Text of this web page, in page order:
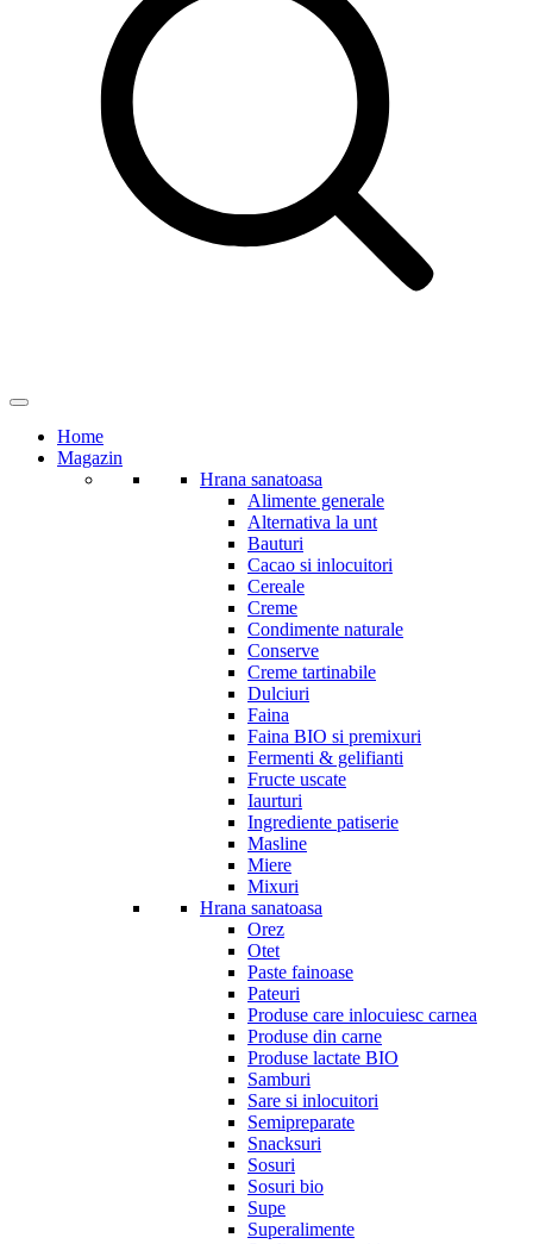
Home
Magazin
Hrana sanatoasa
Alimente generale
Alternativa la unt
Bauturi
Cacao si inlocuitori
Cereale
Creme
Condimente naturale
Conserve
Creme tartinabile
Dulciuri
Faina
Faina BIO si premixuri
Fermenti & gelifianti
Fructe uscate
Iaurturi
Ingrediente patiserie
Masline
Miere
Mixuri
Hrana sanatoasa
Orez
Otet
Paste fainoase
Pateuri
Produse care inlocuiesc carnea
Produse din carne
Produse lactate BIO
Samburi
Sare si inlocuitori
Semipreparate
Snacksuri
Sosuri
Sosuri bio
Supe
Superalimente